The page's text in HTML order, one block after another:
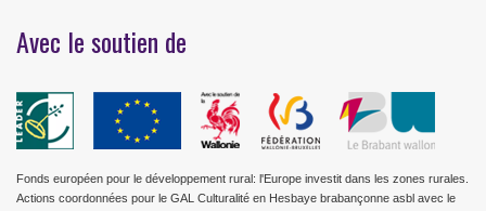
Avec le soutien de
Fonds européen pour le développement rural: l'Europe investit dans les zones rurales.
Actions coordonnées pour le GAL Culturalité en Hesbaye brabançonne asbl avec le